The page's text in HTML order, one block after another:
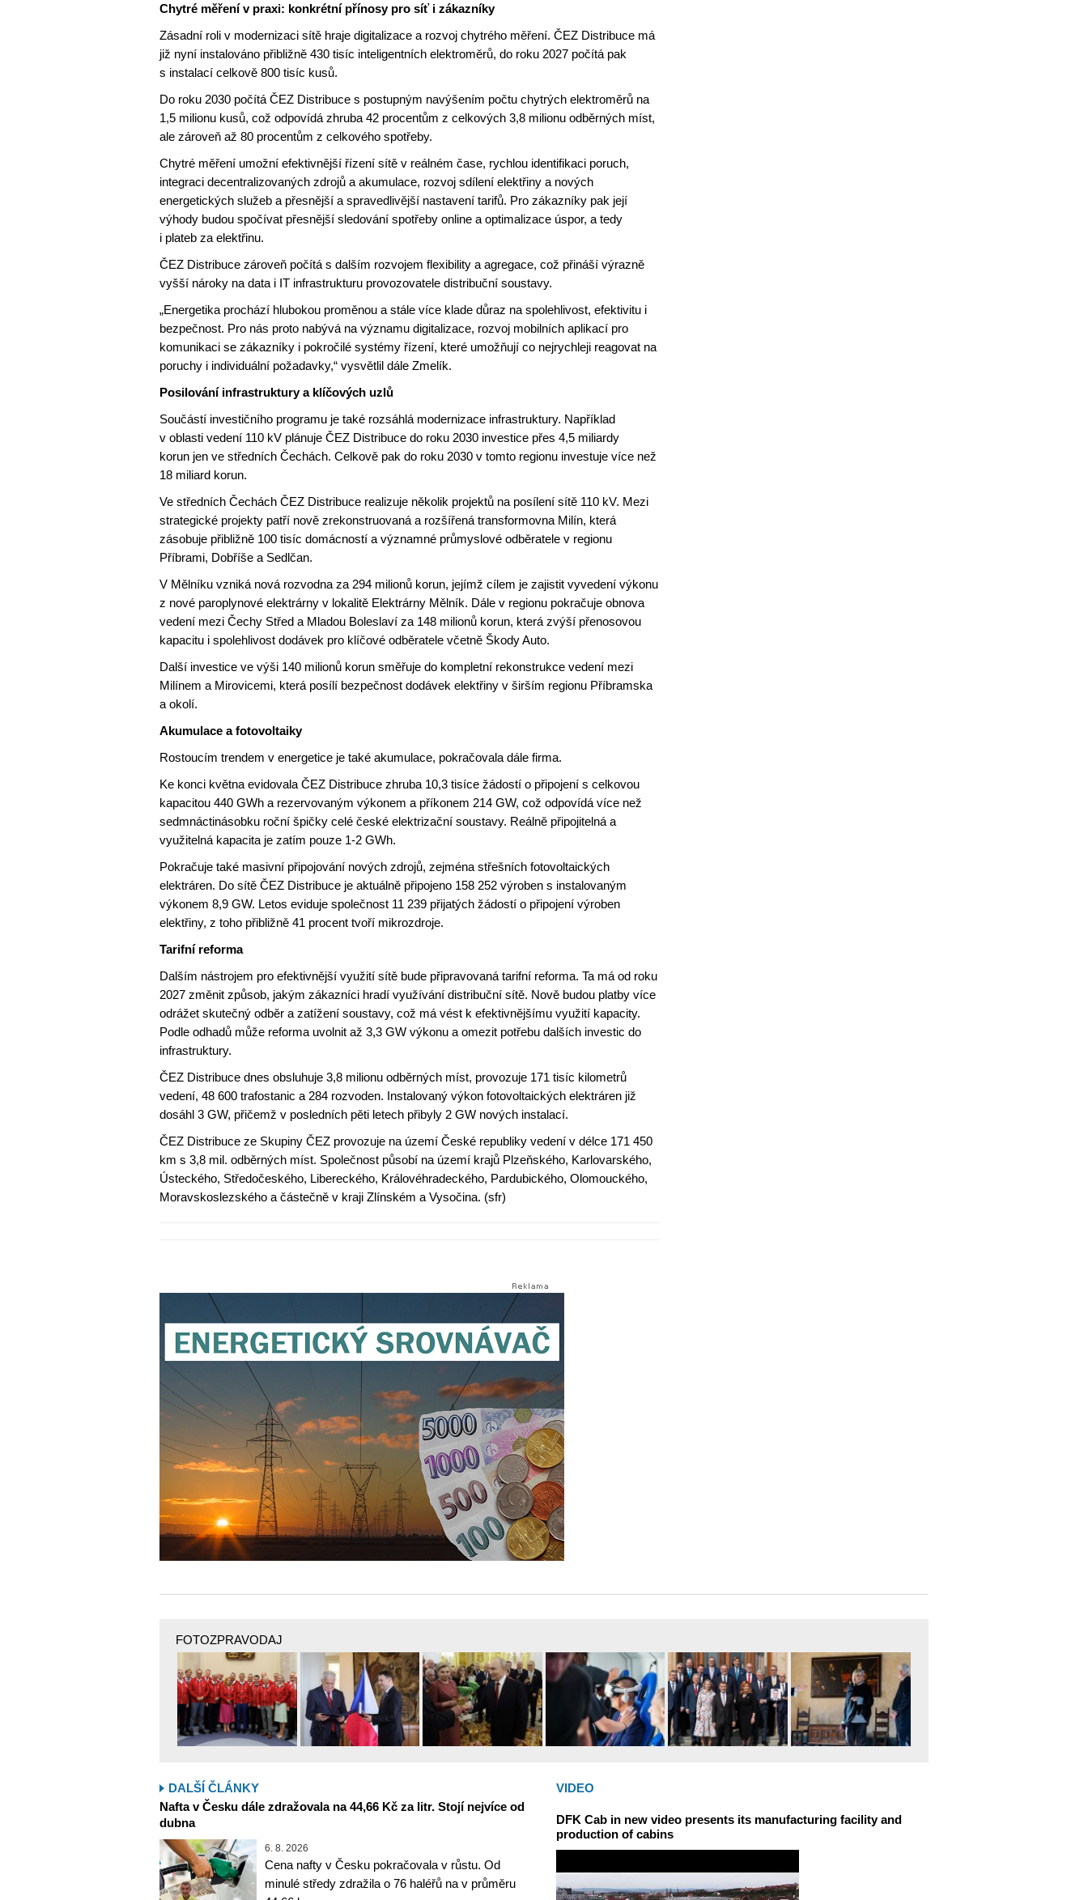
Chytré měření v praxi: konkrétní přínosy pro síť i zákazníky
Zásadní roli v modernizaci sítě hraje digitalizace a rozvoj chytrého měření. ČEZ Distribuce má
již nyní instalováno přibližně 430 tisíc inteligentních elektroměrů, do roku 2027 počítá pak
s instalací celkově 800 tisíc kusů.
Do roku 2030 počítá ČEZ Distribuce s postupným navýšením počtu chytrých elektroměrů na
1,5 milionu kusů, což odpovídá zhruba 42 procentům z celkových 3,8 milionu odběrných míst,
ale zároveň až 80 procentům z celkového spotřeby.
Chytré měření umožní efektivnější řízení sítě v reálném čase, rychlou identifikaci poruch,
integraci decentralizovaných zdrojů a akumulace, rozvoj sdílení elektřiny a nových
energetických služeb a přesnější a spravedlivější nastavení tarifů. Pro zákazníky pak její
výhody budou spočívat přesnější sledování spotřeby online a optimalizace úspor, a tedy
i plateb za elektřinu.
ČEZ Distribuce zároveň počítá s dalším rozvojem flexibility a agregace, což přináší výrazně
vyšší nároky na data i IT infrastrukturu provozovatele distribuční soustavy.
„Energetika prochází hlubokou proměnou a stále více klade důraz na spolehlivost, efektivitu i
bezpečnost. Pro nás proto nabývá na významu digitalizace, rozvoj mobilních aplikací pro
komunikaci se zákazníky i pokročilé systémy řízení, které umožňují co nejrychleji reagovat na
poruchy i individuální požadavky,“ vysvětlil dále Zmelík.
Posilování infrastruktury a klíčových uzlů
Součástí investičního programu je také rozsáhlá modernizace infrastruktury. Například
v oblasti vedení 110 kV plánuje ČEZ Distribuce do roku 2030 investice přes 4,5 miliardy
korun jen ve středních Čechách. Celkově pak do roku 2030 v tomto regionu investuje více než
18 miliard korun.
Ve středních Čechách ČEZ Distribuce realizuje několik projektů na posílení sítě 110 kV. Mezi
strategické projekty patří nově zrekonstruovaná a rozšířená transformovna Milín, která
zásobuje přibližně 100 tisíc domácností a významné průmyslové odběratele v regionu
Příbrami, Dobříše a Sedlčan.
V Mělníku vzniká nová rozvodna za 294 milionů korun, jejímž cílem je zajistit vyvedení výkonu
z nové paroplynové elektrárny v lokalitě Elektrárny Mělník. Dále v regionu pokračuje obnova
vedení mezi Čechy Střed a Mladou Boleslaví za 148 milionů korun, která zvýší přenosovou
kapacitu i spolehlivost dodávek pro klíčové odběratele včetně Škody Auto.
Další investice ve výši 140 milionů korun směřuje do kompletní rekonstrukce vedení mezi
Milínem a Mirovicemi, která posílí bezpečnost dodávek elektřiny v širším regionu Příbramska
a okolí.
Akumulace a fotovoltaiky
Rostoucím trendem v energetice je také akumulace, pokračovala dále firma.
Ke konci května evidovala ČEZ Distribuce zhruba 10,3 tisíce žádostí o připojení s celkovou
kapacitou 440 GWh a rezervovaným výkonem a příkonem 214 GW, což odpovídá více než
sedmnáctinásobku roční špičky celé české elektrizační soustavy. Reálně připojitelná a
využitelná kapacita je zatím pouze 1-2 GWh.
Pokračuje také masivní připojování nových zdrojů, zejména střešních fotovoltaických
elektráren. Do sítě ČEZ Distribuce je aktuálně připojeno 158 252 výroben s instalovaným
výkonem 8,9 GW. Letos eviduje společnost 11 239 přijatých žádostí o připojení výroben
elektřiny, z toho přibližně 41 procent tvoří mikrozdroje.
Tarifní reforma
Dalším nástrojem pro efektivnější využití sítě bude připravovaná tarifní reforma. Ta má od roku
2027 změnit způsob, jakým zákazníci hradí využívání distribuční sítě. Nově budou platby více
odrážet skutečný odběr a zatížení soustavy, což má vést k efektivnějšímu využití kapacity.
Podle odhadů může reforma uvolnit až 3,3 GW výkonu a omezit potřebu dalších investic do
infrastruktury.
ČEZ Distribuce dnes obsluhuje 3,8 milionu odběrných míst, provozuje 171 tisíc kilometrů
vedení, 48 600 trafostanic a 284 rozvoden. Instalovaný výkon fotovoltaických elektráren již
dosáhl 3 GW, přičemž v posledních pěti letech přibyly 2 GW nových instalací.
ČEZ Distribuce ze Skupiny ČEZ provozuje na území České republiky vedení v délce 171 450
km s 3,8 mil. odběrných míst. Společnost působí na území krajů Plzeňského, Karlovarského,
Ústeckého, Středočeského, Libereckého, Královéhradeckého, Pardubického, Olomouckého,
Moravskoslezského a částečně v kraji Zlínském a Vysočina. (sfr)
FOTOZPRAVODAJ
DALŠÍ ČLÁNKY
Nafta v Česku dále zdražovala na 44,66 Kč za litr. Stojí nejvíce od
dubna
6. 8. 2026
Cena nafty v Česku pokračovala v růstu. Od
minulé středy zdražila o 76 haléřů na v průměru
VIDEO
DFK Cab in new video presents its manufacturing facility and
production of cabins